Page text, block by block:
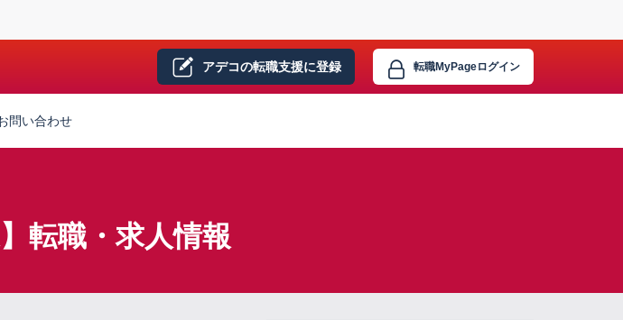
アデコの転職支援に登録 転職MyPageログイン
問い合わせ
転職・求人情報